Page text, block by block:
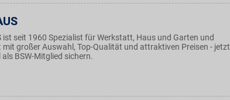
ist seit 1960 Spezialist für Werkstatt, Haus und Garten und
mit großer Auswahl, Top-Qualität und attraktiven Preisen - jetzt
als BSW-Mitglied sichern.